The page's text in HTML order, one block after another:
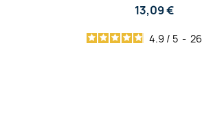
13,09 €
4.9 / 5 - 26